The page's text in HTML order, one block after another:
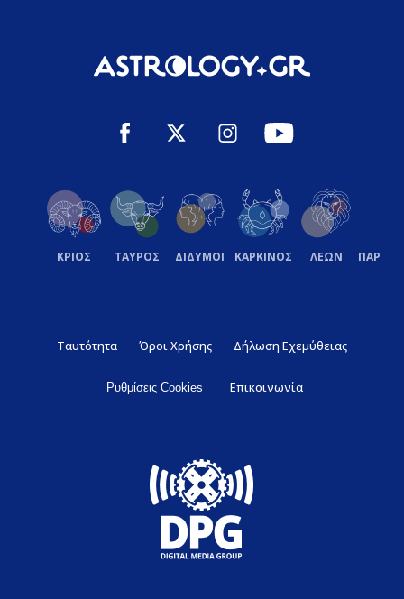
ΚΡΙΟΣ ΤΑΥΡΟΣ ΔΙΔΥΜΟΙ ΚΑΡΚΙΝΟΣ ΛΕΩΝ
Ταυτότητα Όροι Χρήσης Δήλωση Εχεμύθειας
Ρυθμίσεις Cookies Επικοινωνία